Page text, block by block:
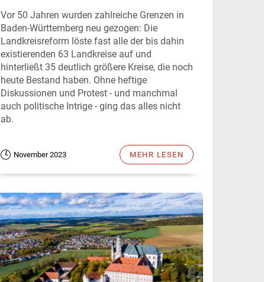
Vor 50 Jahren wurden zahlreiche Grenzen in
Baden-Württemberg neu gezogen: Die
Landkreisreform löste fast alle der bis dahin
existierenden 63 Landkreise auf und
hinterließt 35 deutlich größere Kreise, die noch
heute Bestand haben. Ohne heftige
Diskussionen und Protest - und manchmal
auch politische Intrige - ging das alles nicht
ab.
November 2023 MEHR LESEN